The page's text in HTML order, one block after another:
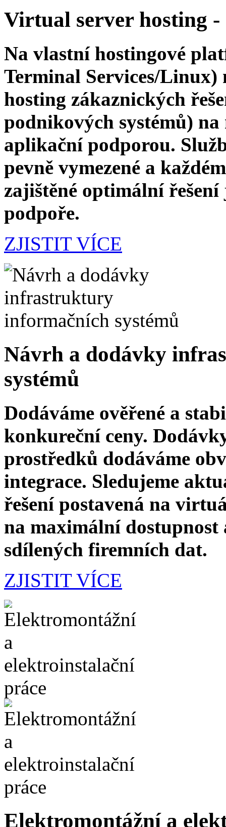
Virtual server hosting -
Na vlastní hostingové
Terminal Services/Linux)
hosting zákaznických
podnikových systémů)
aplikační podporou.
pevně vymezené a
zajištěné optimální
podpoře.
ZJISTIT VÍCE
Návrh a dodávky
systémů
Dodáváme ověřené a
konkureční ceny.
prostředků dodáváme
integrace. Sledujeme
řešení postavená na
na maximální dostupnost
sdílených firemních dat.
ZJISTIT VÍCE
Elektromontážní a